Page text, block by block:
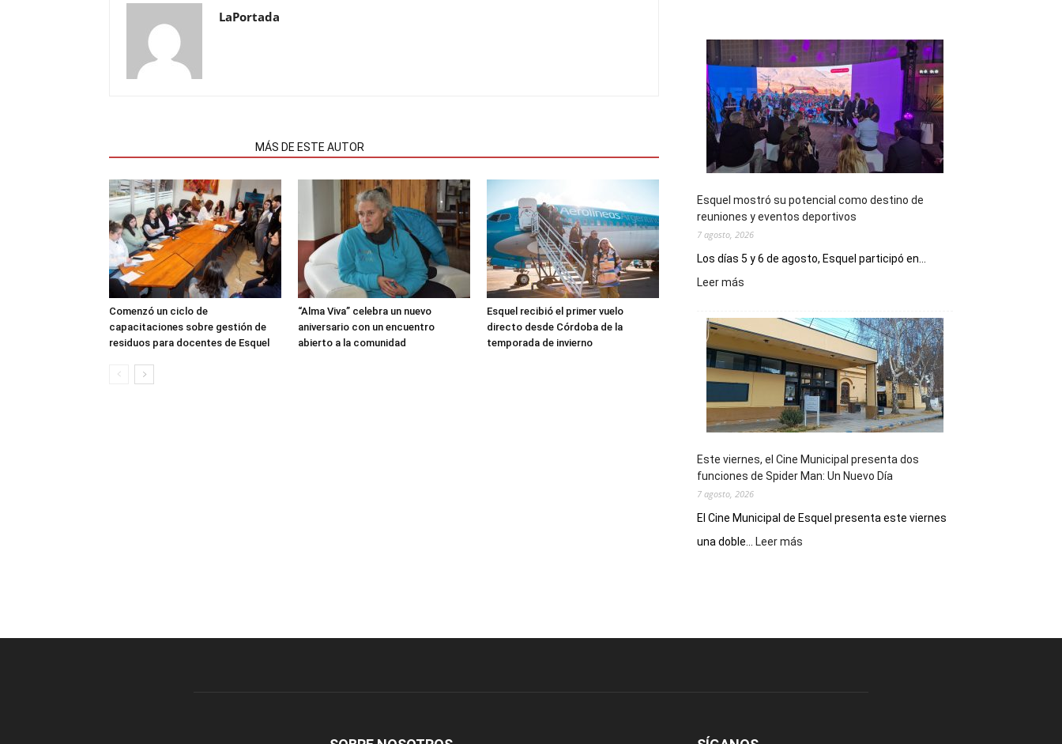
LaPortada
MÁS DE ESTE AUTOR
Comenzó un ciclo de
capacitaciones sobre gestión de
residuos para docentes de Esquel
“Alma Viva” celebra un nuevo
aniversario con un encuentro
abierto a la comunidad
Esquel recibió el primer vuelo
directo desde Córdoba de la
temporada de invierno
Esquel mostró su potencial como destino de
reuniones y eventos deportivos
7 agosto, 2026
Los días 5 y 6 de agosto, Esquel participó en...
Leer más
su
potencial
como
destino
de
reuniones
y
deportivos
Este viernes, el Cine Municipal presenta dos
funciones de Spider Man: Un Nuevo Día
7 agosto, 2026
El Cine Municipal de Esquel presenta este viernes
una doble...
Leer más
presenta